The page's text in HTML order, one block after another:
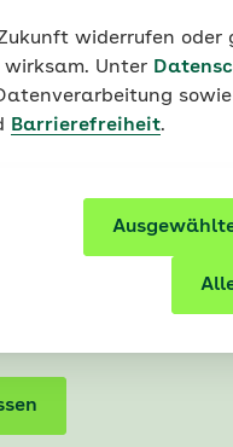
widerrufen oder
wirksam. Unter
sowie
Barrierefreiheit.
Körper zu verstehen,
Lernen Sie unsere
kennen.